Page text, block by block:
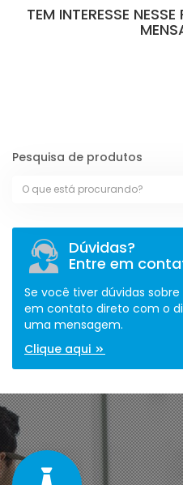
TEM INTERESSE
Pesquisa de produtos
Dúvidas?
Entre em
Se você tiver dúvidas
em contato direto com o
uma mensagem.
Clique aqui